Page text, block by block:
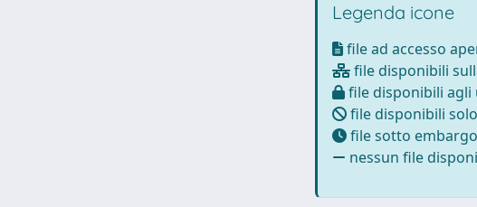
Legenda icone
file ad accesso
file disponibili
file disponibili
file disponibili
file sotto embargo
nessun file